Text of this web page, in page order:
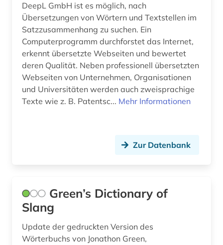
mundart (3)
musik (1)
musikdruck (1)
name (2)
nigeria (1)
nährmittelindustrie (1)
DeepL GmbH ist es möglich, nach
Übersetzungen von Wörtern und Textstellen im
Satzzusammenhang zu suchen. Ein
Computerprogramm durchforstet das Internet,
erkennt übersetzte Webseiten und bewertet
deren Qualität. Neben professionell übersetzten
Webseiten von Unternehmen, Organisationen
und Universitäten werden auch zweisprachige
Texte wie z. B. Patentsc... Mehr Informationen
Zur Datenbank
Green’s Dictionary of
Slang
Update der gedruckten Version des
Wörterbuchs von Jonathon Green,